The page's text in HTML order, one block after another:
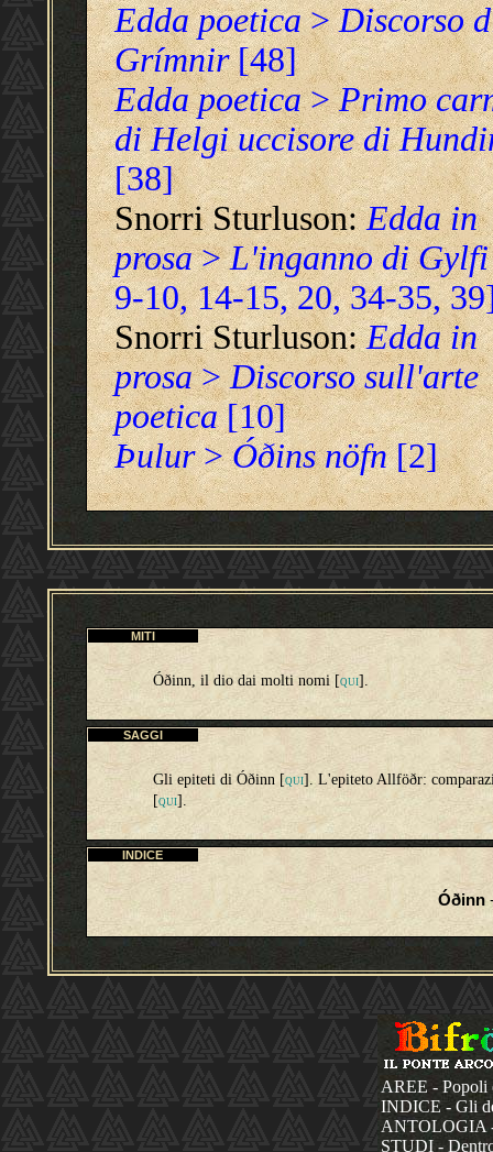
Edda poetica>Discorso
Grímnir[48]
Edda poetica>Primo
di Helgi uccisore di
[38]
Snorri Sturluson:Edda in
prosa>L'inganno di Gylfi
9-10, 14-15, 20, 34-35,
Snorri Sturluson:Edda in
prosa>Discorso sull'arte
poetica[10]
Þulur>Óðins nöfn[2]
MITI
Óðinn, il dio dai molti nomi [QUI].
SAGGI
Gli epiteti di Óðinn [QUI]. L'epiteto Allföðr:
[QUI].
INDICE
Óðinn
AREE - Popoli
INDICE - Gli
ANTOLOGIA
STUDI -